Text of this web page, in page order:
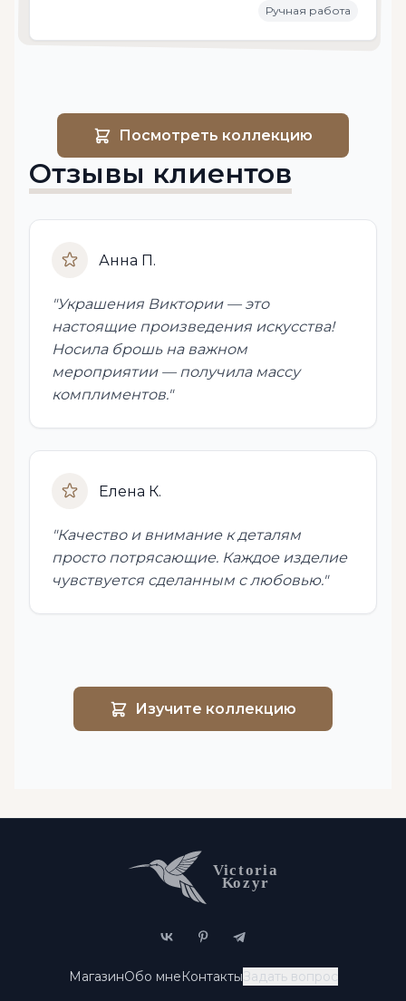
Ручная работа
Посмотреть коллекцию
Отзывы клиентов
Анна П.
"Украшения Виктории — это
настоящие произведения искусства!
Носила брошь на важном
мероприятии — получила массу
комплиментов."
Елена К.
"Качество и внимание к деталям
просто потрясающие. Каждое изделие
чувствуется сделанным с любовью."
Изучите коллекцию
МагазинОбо мне Контакты Задать вопрос